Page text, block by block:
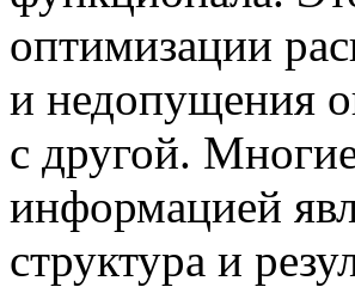
оптимизации
и недопущения
с другой.
информацией
структура и